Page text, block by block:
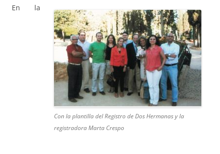
Con la plantilla del Registro de Dos Hermanas y la
registradora Marta Crespo
En la